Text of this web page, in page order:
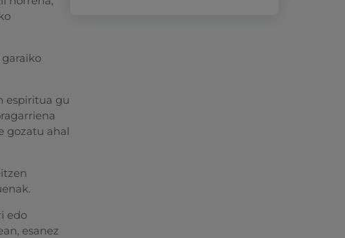
espiritua gu
gozatu ahal
edo
esanez